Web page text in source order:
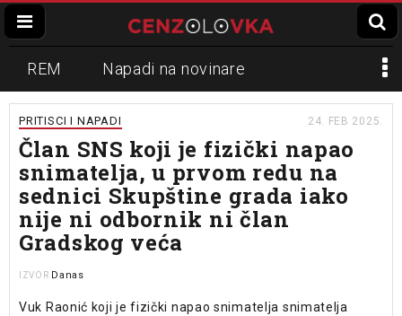
REM Napadi na novinare
Zvučni top
Propaganda Lokalni mediji
Informer Slavko Ćuruvija
PRITISCI I NAPADI 24. FEB 2025.
Član SNS koji je fizički napao
snimatelja, u prvom redu na
sednici Skupštine grada iako
nije ni odbornik ni član
Gradskog veća
IZVOR Danas
Vuk Raonić koji je fizički napao snimatelja snimatelja